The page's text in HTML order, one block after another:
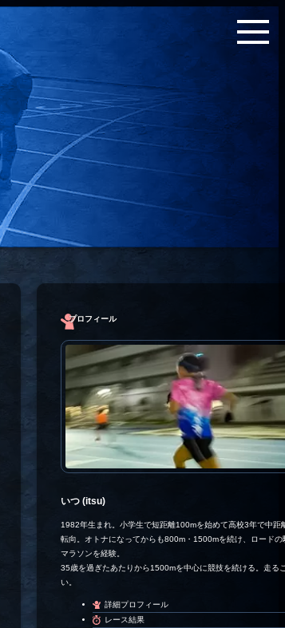
プロフィール
いつ (itsu)
1982年生まれ。小学生で短距離100mを始めて高校3年で中距
転向。オトナになってからも800m・1500mを続け、ロードの
マラソンを経験。
35歳を過ぎたあたりから1500mを中心に競技を続ける。走る
い。
詳細プロフィール
レース結果